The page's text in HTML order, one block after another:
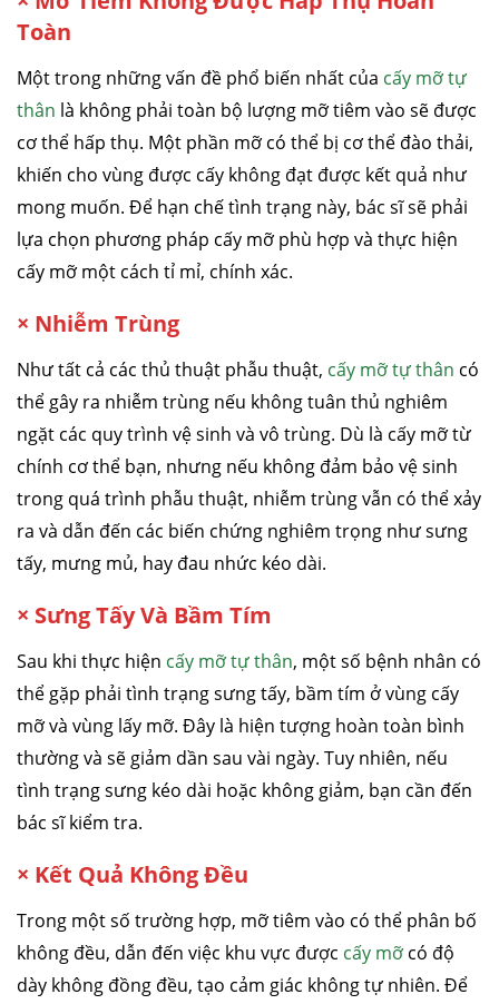
Toàn
Một trong những vấn đề phổ biến nhất của cấy mỡ tự
thân là không phải toàn bộ lượng mỡ tiêm vào sẽ được
cơ thể hấp thụ. Một phần mỡ có thể bị cơ thể đào thải,
khiến cho vùng được cấy không đạt được kết quả như
mong muốn. Để hạn chế tình trạng này, bác sĩ sẽ phải
lựa chọn phương pháp cấy mỡ phù hợp và thực hiện
cấy mỡ một cách tỉ mỉ, chính xác.
× Nhiễm Trùng
Như tất cả các thủ thuật phẫu thuật, cấy mỡ tự thân có
thể gây ra nhiễm trùng nếu không tuân thủ nghiêm
ngặt các quy trình vệ sinh và vô trùng. Dù là cấy mỡ từ
chính cơ thể bạn, nhưng nếu không đảm bảo vệ sinh
trong quá trình phẫu thuật, nhiễm trùng vẫn có thể xảy
ra và dẫn đến các biến chứng nghiêm trọng như sưng
tấy, mưng mủ, hay đau nhức kéo dài.
× Sưng Tấy Và Bầm Tím
Sau khi thực hiện cấy mỡ tự thân, một số bệnh nhân có
thể gặp phải tình trạng sưng tấy, bầm tím ở vùng cấy
mỡ và vùng lấy mỡ. Đây là hiện tượng hoàn toàn bình
thường và sẽ giảm dần sau vài ngày. Tuy nhiên, nếu
tình trạng sưng kéo dài hoặc không giảm, bạn cần đến
bác sĩ kiểm tra.
× Kết Quả Không Đều
Trong một số trường hợp, mỡ tiêm vào có thể phân bố
không đều, dẫn đến việc khu vực được cấy mỡ có độ
dày không đồng đều, tạo cảm giác không tự nhiên. Để